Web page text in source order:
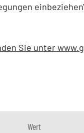
Sie unter
Wert